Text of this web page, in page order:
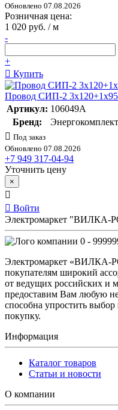
Обновлено 07.08.2026
Розничная цена:
1 020 руб. / м
-
+
Купить
Провод СИП-2
Артикул: 106049А
Бренд:
Энергокомплект
Под заказ
Обновлено 07.08.2026
+7 949 317-04-94
Уточнить цену
×
Войти
Электромаркет "ВИЛКА-
0 -
Электромаркет «ВИЛКА-
покупателям широкий
от ведущих российских и
предоставим Вам любую
способна упростить
покупку.
Информация
Каталог товаров
Статьи и новости
О компании